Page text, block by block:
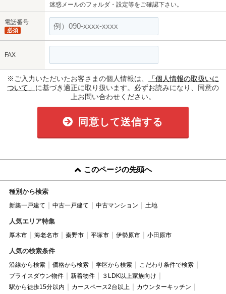
迷惑メールのフォルダ・設定等をご確認下さい。
電話番号
必須
FAX
※ご入力いただいたお客さまの個人情報は、
「個人情報の取扱いに
ついて」 に基づき適正に取り扱います。必ずお読みになり、同意の
上お問い合わせください。
同意して送信する
このページの先頭へ
種別から検索
新築一戸建て 中古一戸建て 中古マンション 土地
人気エリア特集
厚木市 海老名市 秦野市 平塚市 伊勢原市 小田原市
人気の検索条件
沿線から検索 価格から検索 学区から検索
こだわり条件で検索
プライスダウン物件
新着物件
３LDK以上家族向け
駅から徒歩15分以内
カースペース2台以上
カウンターキッチン